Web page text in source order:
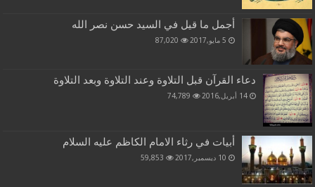
أجمل ما قيل في السيد حسن نصر الله
5 مايو,2017 87,020
دعاء القرآن قبل التلاوة وعند التلاوة وبعد التلاوة
14 أبريل,2016 74,789
أبيات في رثاء الامام الكاظم عليه السلام
10 ديسمبر,2017 59,853